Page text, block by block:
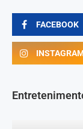
FACEBOOK